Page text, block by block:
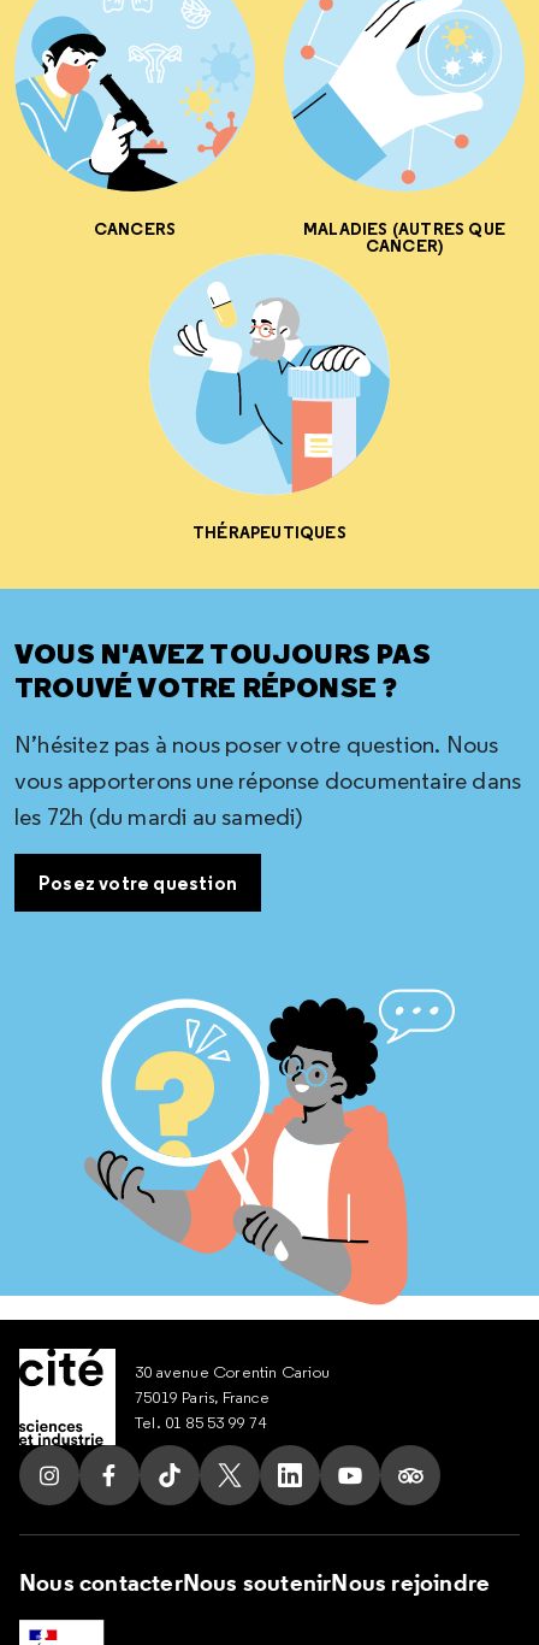
CANCERS MALADIES (AUTRES QUE
CANCER)
THÉRAPEUTIQUES
VOUS N'AVEZ TOUJOURS PAS
TROUVÉ VOTRE RÉPONSE ?
N’hésitez pas à nous poser votre question. Nous
vous apporterons une réponse documentaire dans
les 72h (du mardi au samedi)
Posez votre question
30 avenue Corentin Cariou
75019 Paris, France
Tel. 01 85 53 99 74
Suivez nous sur Instagram
Suivez nous sur Facebook
Suivez nous sur Tik Tok
Suivez nous sur X
Suivez nous sur LinkedIn
Suivez nous sur
Suivez nous
Nous contacterNous soutenirNous rejoindre